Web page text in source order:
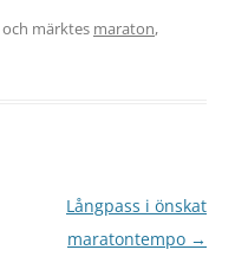
och märktes maraton,
Långpass i önskat
maratontempo →